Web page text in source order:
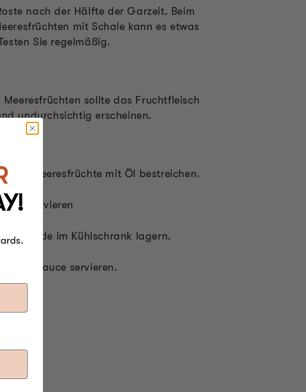
nach der Hälfte der Garzeit. Beim
mit Schale kann es etwas
Sie regelmäßig.
Meeresfrüchten sollte das Fruchtfleisch
undurchsichtig erscheinen.
die Meeresfrüchte mit Öl bestreichen.
servieren
Stunde im Kühlschrank lagern.
Dip-Sauce servieren.